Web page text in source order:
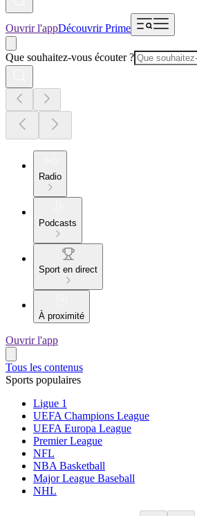
Ouvrir l'appDécouvrir Prime
Que souhaitez-vous écouter ?
Radio
Podcasts
Sport en direct
À proximité
Ouvrir l'app
Tous les contenus
Sports populaires
Ligue 1
UEFA Champions League
UEFA Europa League
Premier League
NFL
NBA Basketball
Major League Baseball
NHL